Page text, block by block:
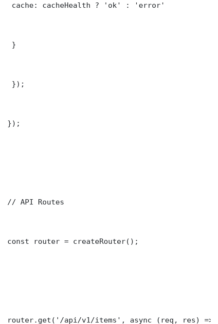
cache: cacheHealth ? 'ok' : 'error'
}
});
});
// API Routes
const router = createRouter();
router.get('/api/v1/items', async (req, res) =>